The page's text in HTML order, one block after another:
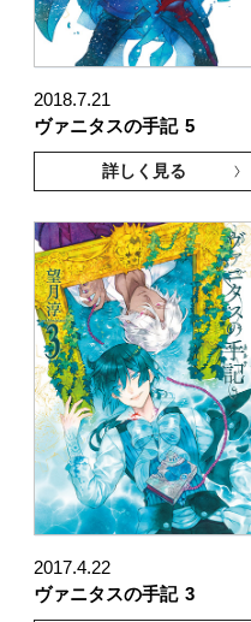
2018.7.21
ヴァニタスの手記 5
詳しく見る
2017.4.22
ヴァニタスの手記 3